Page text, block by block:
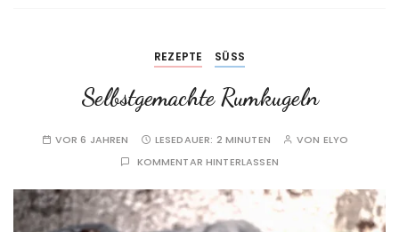
REZEPTE SÜSS
Selbstgemachte Rumkugeln
VOR 6 JAHREN LESEDAUER: 2 MINUTEN VON ELYO
KOMMENTAR HINTERLASSEN